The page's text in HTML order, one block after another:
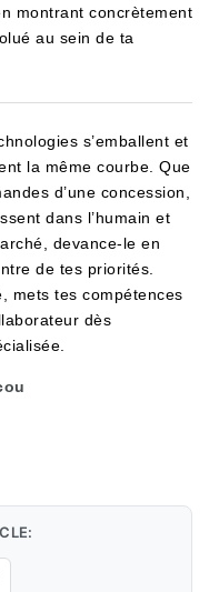
montrant concrètement
au sein de ta
s’emballent et
la même courbe. Que
d’une concession,
dans l’humain et
devance-le en
de tes priorités.
mets tes compétences
dès